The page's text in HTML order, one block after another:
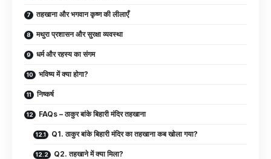
तहखाना और भगवान कृष्ण की लीलाएँ
मथुरा प्रशासन और सुरक्षा व्यवस्था
धर्म और रहस्य का संगम
भविष्य में क्या होगा?
निष्कर्ष
FAQs – ठाकुर बांके बिहारी मंदिर तहखाना
Q1. ठाकुर बांके बिहारी मंदिर का तहखाना कब खोला गया?
Q2. तहखाने में क्या मिला?